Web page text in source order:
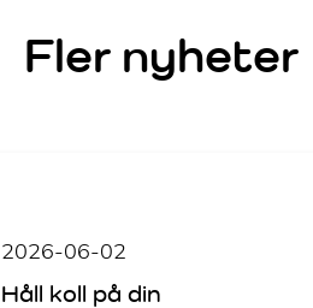
Fler nyheter
2026-06-02
Håll koll på din